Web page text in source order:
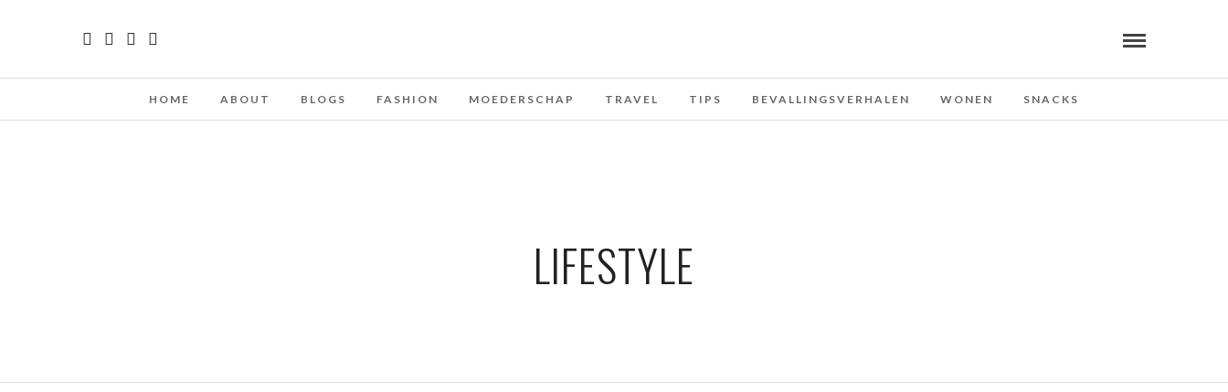
HOME ABOUT BLOGS FASHION MOEDERSCHAP TRAVEL TIPS BEVALLINGSVERHALEN WONEN SNACKS
LIFESTYLE